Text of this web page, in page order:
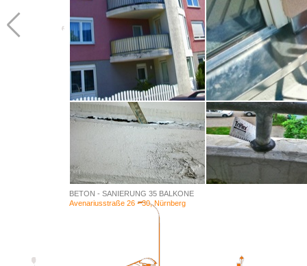
BETON - SANIERUNG 35 BALKONE
Avenariusstraße 26 - 30, Nürnberg